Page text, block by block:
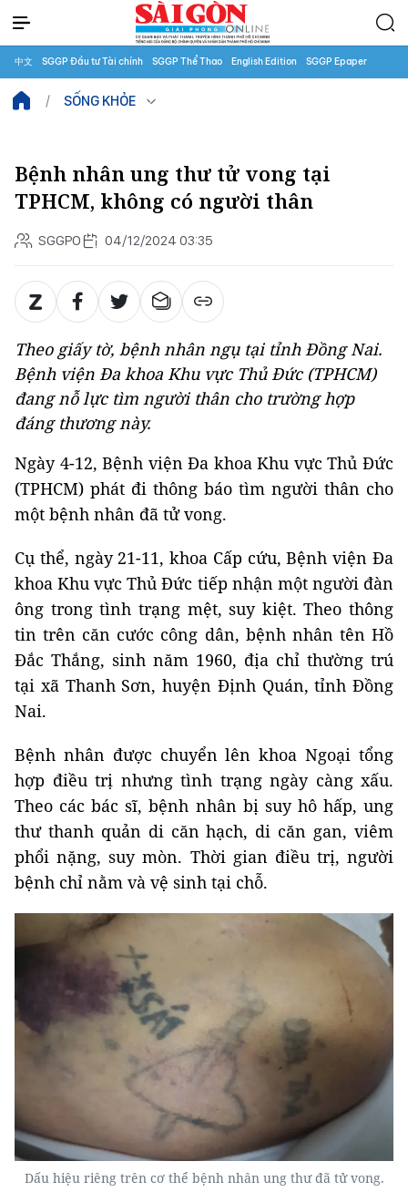
中文 SGGP Đầu tư Tài chính SGGP Thể Thao English Edition SGGP Epaper
SỐNG KHỎE
Bệnh nhân ung thư tử vong tại
TPHCM, không có người thân
SGGPO 04/12/2024 03:35
Theo giấy tờ, bệnh nhân ngụ tại tỉnh Đồng Nai.
Bệnh viện Đa khoa Khu vực Thủ Đức (TPHCM)
đang nỗ lực tìm người thân cho trường hợp
đáng thương này.
Ngày 4-12, Bệnh viện Đa khoa Khu vực Thủ Đức
(TPHCM) phát đi thông báo tìm người thân cho
một bệnh nhân đã tử vong.
Cụ thể, ngày 21-11, khoa Cấp cứu, Bệnh viện Đa
khoa Khu vực Thủ Đức tiếp nhận một người đàn
ông trong tình trạng mệt, suy kiệt. Theo thông
tin trên căn cước công dân, bệnh nhân tên Hồ
Đắc Thắng, sinh năm 1960, địa chỉ thường trú
tại xã Thanh Sơn, huyện Định Quán, tỉnh Đồng
Nai.
Bệnh nhân được chuyển lên khoa Ngoại tổng
hợp điều trị nhưng tình trạng ngày càng xấu.
Theo các bác sĩ, bệnh nhân bị suy hô hấp, ung
thư thanh quản di căn hạch, di căn gan, viêm
phổi nặng, suy mòn. Thời gian điều trị, người
bệnh chỉ nằm và vệ sinh tại chỗ.
Dấu hiệu riêng trên cơ thể bệnh nhân ung thư đã tử vong.